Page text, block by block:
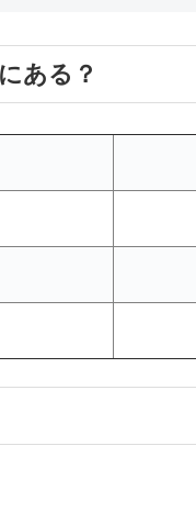
ある？